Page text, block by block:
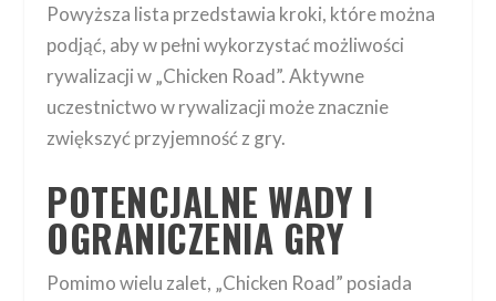
Powyższa lista przedstawia kroki, które można
podjąć, aby w pełni wykorzystać możliwości
rywalizacji w „Chicken Road”. Aktywne
uczestnictwo w rywalizacji może znacznie
zwiększyć przyjemność z gry.
POTENCJALNE WADY I
OGRANICZENIA GRY
Pomimo wielu zalet, „Chicken Road” posiada